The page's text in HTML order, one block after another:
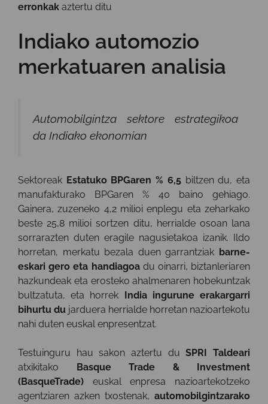
erronkak aztertu ditu
Indiako automozio
merkatuaren analisia
Automobilgintza sektore estrategikoa
da Indiako ekonomian
Sektoreak Estatuko BPGaren % 6,5biltzen du, eta
manufakturako BPGaren % 40 baino gehiago.
Gainera, zuzeneko 4,2 milioi enplegu eta zeharkako
beste 25,8 milioi sortzen ditu, herrialde osoan lana
sorrarazten duten eragile nagusietakoa izanik. Ildo
horretan, merkatu bezala duen garrantziak barne-
eskari gero eta handiagoadu oinarri, biztanleriaren
hazkundeak eta erosteko ahalmenaren hobekuntzak
bultzatuta, eta horrek India ingurune erakargarri
bihurtu du jarduera herrialde horretan nazioartekotu
nahi duten euskal enpresentzat.
Testuinguru hau sakon aztertu duSPRI Taldeari
atxikitako Basque Trade & Investment
(BasqueTrade) euskal enpresa nazioartekotzeko
agentziaren azken txostenak, automobilgintzarako